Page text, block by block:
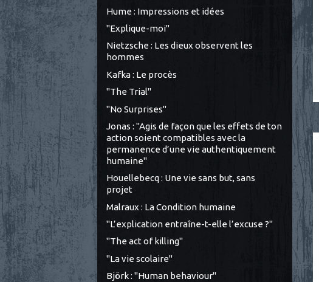
Hume : Impressions et idées
"Explique-moi"
Nietzsche : Les dieux observent les
hommes
Kafka : Le procès
"The Trial"
"No Surprises"
Jonas : "Agis de façon que les effets de ton
action soient compatibles avec la
permanence d’une vie authentiquement
humaine"
Houellebecq : Une vie sans but, sans
projet
Malraux : La Condition humaine
"L’explication entraîne-t-elle l’excuse ?"
"The act of killing"
"La vie scolaire"
Björk : "Human behaviour"